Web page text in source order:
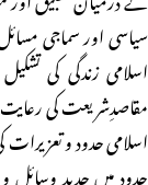
سیاسی اور سماجی
اسلامی زندگی کی
مقاصدِشریعت کی رعایت
اسلامی حدود و تعزیرات
حدود میں جدید